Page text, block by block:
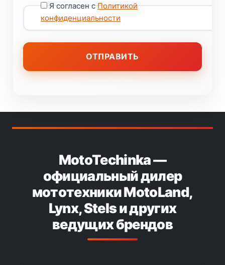
Я согласен сПолитикой
конфиденциальности
MotoTechinka —
официальный дилер
мототехники MotoLand,
Lynx, Stels и других
ведущих брендов